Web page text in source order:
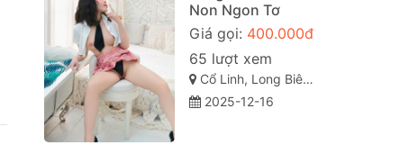
Non Ngon Tơ
Giá gọi: 400.000đ
65 lượt xem
Cổ Linh, Long Biên, Long Biên, Hà Nội
2025-12-16